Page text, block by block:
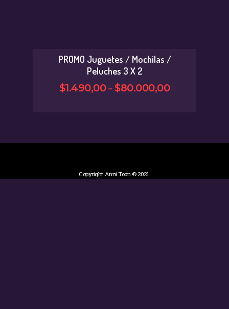
PROMO Juguetes / Mochilas /
Peluches 3 X 2
$1.490,00– $80.000,00
Copyright Anni Toon © 2021.